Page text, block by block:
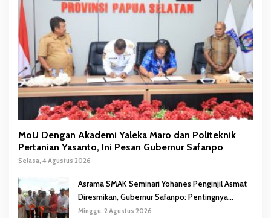
MoU Dengan Akademi Yaleka Maro dan Politeknik
Pertanian Yasanto, Ini Pesan Gubernur Safanpo
Selasa, 4 Agustus 2026
Asrama SMAK Seminari Yohanes Penginjil Asmat
Diresmikan, Gubernur Safanpo: Pentingnya
Pendidikan Karakter
Minggu, 2 Agustus 2026